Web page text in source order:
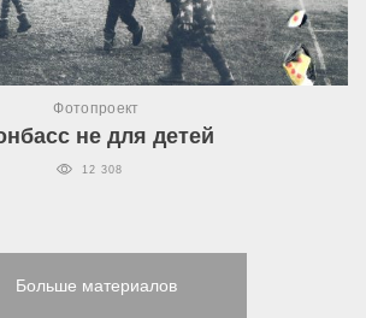
Фотопроект
не для детей
12 308
Больше материалов